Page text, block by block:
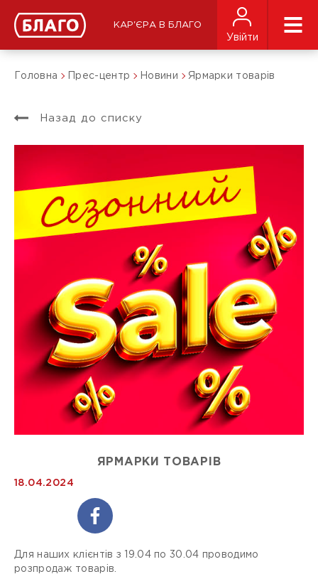
КАР'ЄРА В БЛАГО
Увійти
Головна Прес-центр Новини Ярмарки товарів
Назад до списку
ЯРМАРКИ ТОВАРІВ
18.04.2024
Для наших клієнтів з 19.04 по 30.04 проводимо
розпродаж товарів.